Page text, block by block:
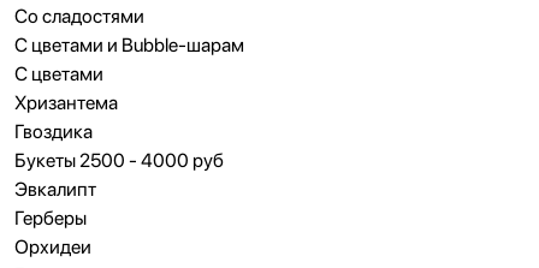
Cо сладостями
C цветами и Bubble-шарам
С цветами
Хризантема
Гвоздика
Букеты 2500 - 4000 руб
Эвкалипт
Герберы
Орхидеи